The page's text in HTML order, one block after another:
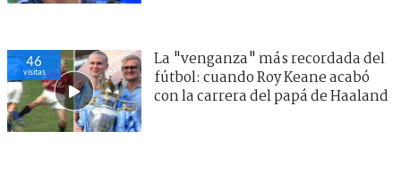
46
visitas
La "venganza" más recordada del
fútbol: cuando Roy Keane acabó
con la carrera del papá de Haaland